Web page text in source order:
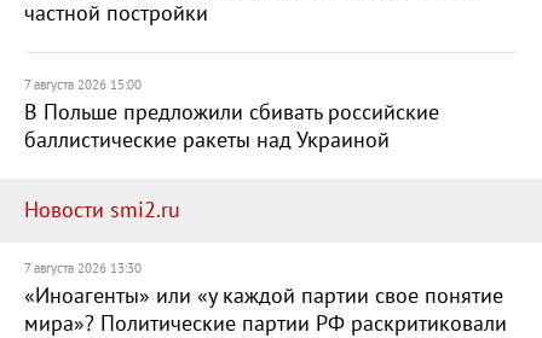
частной постройки
7 августа 2026 15:00
В Польше предложили сбивать российские
баллистические ракеты над Украиной
Новости smi2.ru
7 августа 2026 13:30
«Иноагенты» или «у каждой партии свое понятие
мира»? Политические партии РФ раскритиковали